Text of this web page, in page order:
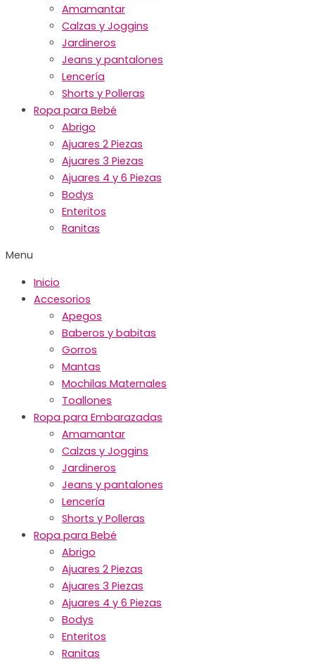
Amamantar
Calzas y Joggins
Jardineros
Jeans y pantalones
Lencería
Shorts y Polleras
Ropa para Bebé
Abrigo
Ajuares 2 Piezas
Ajuares 3 Piezas
Ajuares 4 y 6 Piezas
Bodys
Enteritos
Ranitas
Menu
Inicio
Accesorios
Apegos
Baberos y babitas
Gorros
Mantas
Mochilas Maternales
Toallones
Ropa para Embarazadas
Amamantar
Calzas y Joggins
Jardineros
Jeans y pantalones
Lencería
Shorts y Polleras
Ropa para Bebé
Abrigo
Ajuares 2 Piezas
Ajuares 3 Piezas
Ajuares 4 y 6 Piezas
Bodys
Enteritos
Ranitas